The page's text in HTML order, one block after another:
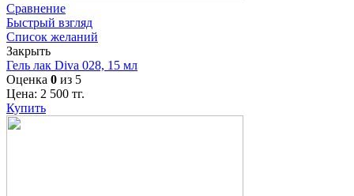
Сравнение
Быстрый взгляд
Список желаний
Закрыть
Гель лак Diva 028, 15 мл
Оценка 0 из 5
Цена: 2 500 тг.
Купить